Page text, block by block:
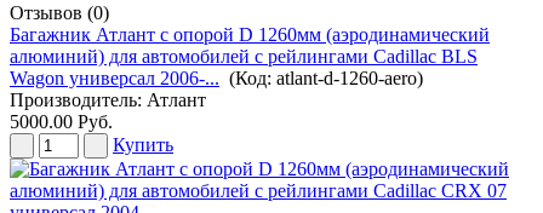
Отзывов (0)
Багажник Атлант с опорой D 1260мм (аэродинамический
алюминий) для автомобилей с рейлингами Cadillac BLS
Wagon универсал 2006-... (Код: atlant-d-1260-aero)
Производитель: Атлант
5000.00 Руб.
Купить